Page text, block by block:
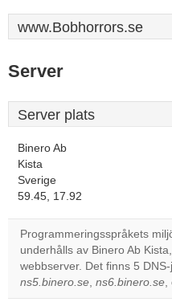
www.Bobhorrors.se
Server
Server plats
Binero Ab
Kista
Sverige
59.45, 17.92
Programmeringsspråkets
underhålls av Binero Ab
webbserver. Det finns 5
ns5.binero.se, ns6.binero.se,